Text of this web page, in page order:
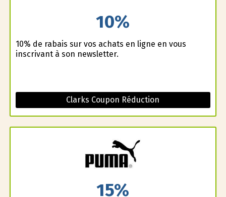
10%
10% de rabais sur vos achats en ligne en vous
inscrivant à son newsletter.
Clarks Coupon Réduction
15%